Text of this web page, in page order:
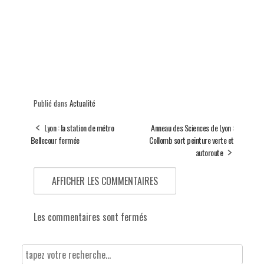
Publié dans Actualité
Lyon : la station de métro
Bellecour fermée
Anneau des Sciences de Lyon :
Collomb sort peinture verte et
autoroute
AFFICHER LES COMMENTAIRES
Les commentaires sont fermés